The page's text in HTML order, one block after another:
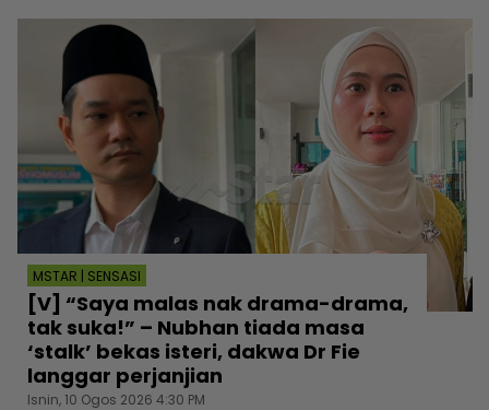
MSTAR | SENSASI
[V] “Saya malas nak drama-drama,
tak suka!” – Nubhan tiada masa
‘stalk’ bekas isteri, dakwa Dr Fie
langgar perjanjian
Isnin, 10 Ogos 2026 4:30 PM